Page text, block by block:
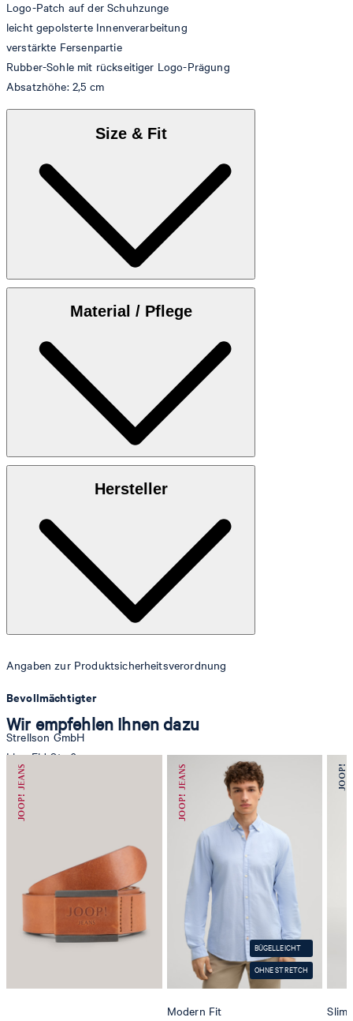
Logo-Patch auf der Schuhzunge
leicht gepolsterte Innenverarbeitung
verstärkte Fersenpartie
Rubber-Sohle mit rückseitiger Logo-Prägung
Absatzhöhe: 2,5 cm
Size & Fit
Material / Pflege
: 100% Synthetik
Laufsohle
: 100% Gummi
Hersteller
Angaben zur Produktsicherheitsverordnung
Bevollmächtigter
Strellson GmbH
Line-Eid-Str. 6
78467 Konstanz
Deutschland
Strellson AG
Sonnenwiesenstrasse 21
8280 Kreuzlingen
Wir empfehlen Ihnen dazu
BÜGELLEICHT
OHNE STRETCH
Modern Fit Slim